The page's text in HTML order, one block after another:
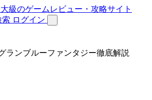
索 ログイン
ランブルーファンタジー徹底解説